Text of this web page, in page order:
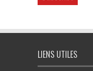
LIENS UTILES